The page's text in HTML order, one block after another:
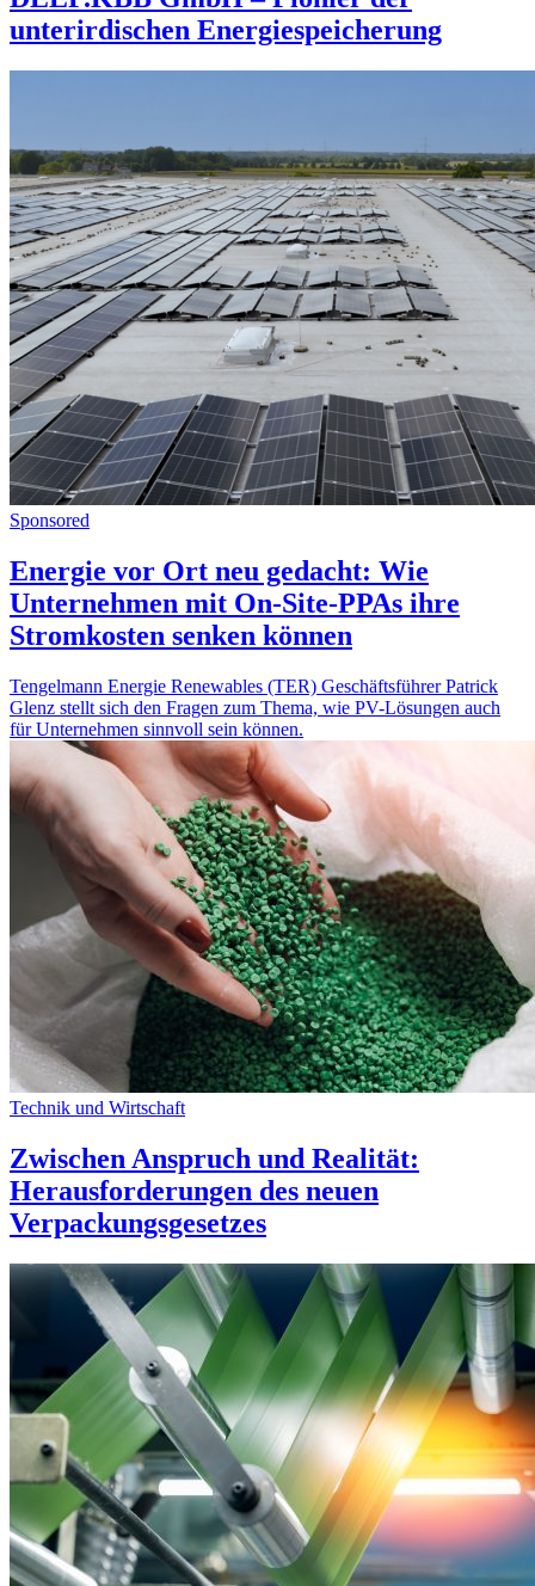
unterirdischen Energiespeicherung
Sponsored
Energie vor Ort neu gedacht: Wie
Unternehmen mit On-Site-PPAs ihre
Stromkosten senken können
Tengelmann Energie Renewables (TER) Geschäftsführer Patrick
Glenz stellt sich den Fragen zum Thema, wie PV-Lösungen auch
für Unternehmen sinnvoll sein können.
Technik und Wirtschaft
Zwischen Anspruch und Realität:
Herausforderungen des neuen
Verpackungsgesetzes